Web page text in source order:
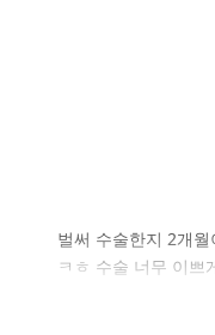
벌써 수술한지 2개
ㅋㅎ 수술 너무 이쁘